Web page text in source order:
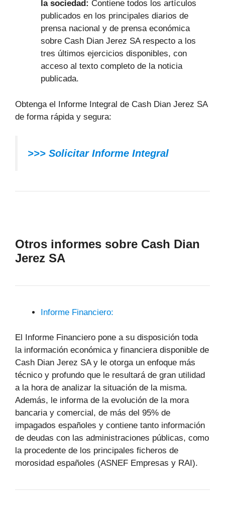
la sociedad: Contiene todos los artículos
publicados en los principales diarios de
prensa nacional y de prensa económica
sobre Cash Dian Jerez SA respecto a los
tres últimos ejercicios disponibles, con
acceso al texto completo de la noticia
publicada.
Obtenga el Informe Integral de Cash Dian Jerez SA
de forma rápida y segura:
>>> Solicitar Informe Integral
Otros informes sobre Cash Dian
Jerez SA
Informe Financiero:
El Informe Financiero pone a su disposición toda
la información económica y financiera disponible de
Cash Dian Jerez SA y le otorga un enfoque más
técnico y profundo que le resultará de gran utilidad
a la hora de analizar la situación de la misma.
Además, le informa de la evolución de la mora
bancaria y comercial, de más del 95% de
impagados españoles y contiene tanto información
de deudas con las administraciones públicas, como
la procedente de los principales ficheros de
morosidad españoles (ASNEF Empresas y RAI).